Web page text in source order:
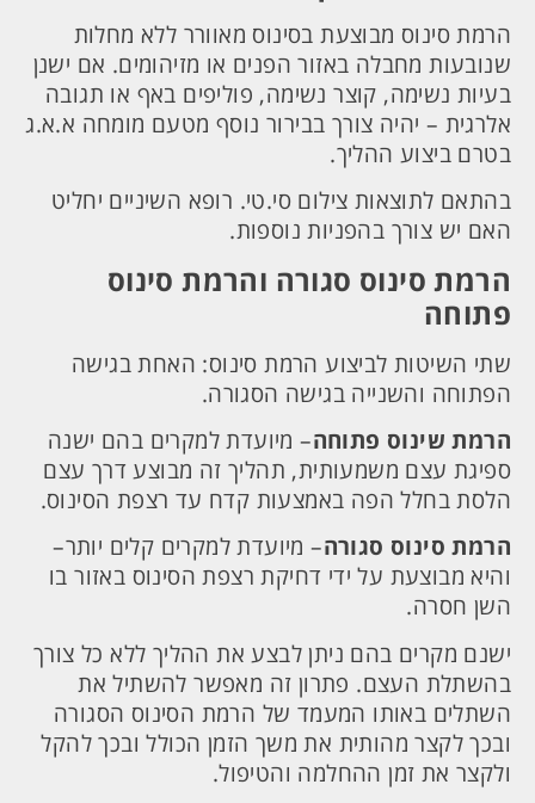
הרמת סינוס מבוצעת בסינוס מאוורר ללא מחלות
שנובעות מחבלה באזור הפנים או מזיהומים. אם ישנן
בעיות נשימה, קוצר נשימה, פוליפים באף או תגובה
אלרגית – יהיה צורך בבירור נוסף מטעם מומחה א.א.ג
בטרם ביצוע ההליך.
בהתאם לתוצאות צילום סי.טי. רופא השיניים יחליט
האם יש צורך בהפניות נוספות.
הרמת סינוס סגורה והרמת סינוס
פתוחה
שתי השיטות לביצוע הרמת סינוס: האחת בגישה
הפתוחה והשנייה בגישה הסגורה.
הרמת שינוס פתוחה– מיועדת למקרים בהם ישנה
ספיגת עצם משמעותית, תהליך זה מבוצע דרך עצם
הלסת בחלל הפה באמצעות קדח עד רצפת הסינוס.
הרמת סינוס סגורה– מיועדת למקרים קלים יותר–
והיא מבוצעת על ידי דחיקת רצפת הסינוס באזור בו
השן חסרה.
ישנם מקרים בהם ניתן לבצע את ההליך ללא כל צורך
בהשתלת העצם. פתרון זה מאפשר להשתיל את
השתלים באותו המעמד של הרמת הסינוס הסגורה
ובכך לקצר מהותית את משך הזמן הכולל ובכך להקל
ולקצר את זמן ההחלמה והטיפול.